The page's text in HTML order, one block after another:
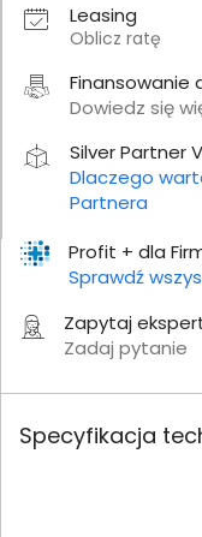
Profit + dla
Sprawdź
Zapytaj
Zadaj pytanie
Leasing
Oblicz ratę
Finansowanie
Dowiedz się
Silver Partner
Dlaczego
Partnera
Specyfikacja